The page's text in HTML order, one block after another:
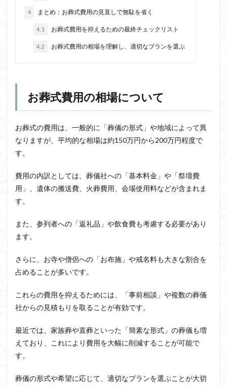
4 まとめ：お葬式費用の見直しで無駄を省く
4.1 お葬式費用を抑えるための最終チェックリスト
4.2 お葬式費用の相場を理解し、適切なプランを選ぶ
お葬式費用の相場について
お葬式の費用は、一般的に「葬儀の形式」や地域によって異
なりますが、平均的な相場は約150万円から200万円程度で
す。
費用の内訳としては、葬儀社への「基本料金」や「祭壇費
用」、遺体の搬送費、火葬費用、会場使用料などが含まれま
す。
また、参列者への「返礼品」や飲食費も考慮する必要があり
ます。
さらに、お寺や僧侶への「お布施」や戒名料も大きな割合を
占めることが多いです。
これらの費用を抑えるためには、「事前相談」や複数の葬儀
社からの見積もりを取ることが有効です。
最近では、家族葬や直葬といった「簡素な形式」の葬儀も増
えており、これにより費用を大幅に削減することが可能で
す。
葬儀の形式や希望に応じて、適切なプランを選ぶことが大切